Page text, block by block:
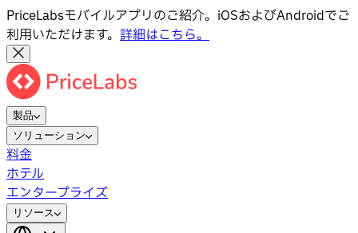
PriceLabsモバイルアプリのご紹介。iOSおよびAndroidでご
利用いただけます。 詳細はこちら。
製品
ソリューション
料金
ホテル
エンタープライズ
リソース